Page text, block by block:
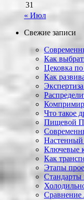
31
« Июл
Свежие записи
Как
Цековка по
Как
Что такое
Пищевой
Настенный
Ключевые
Как
Этапы
Стандарты
Сравнение